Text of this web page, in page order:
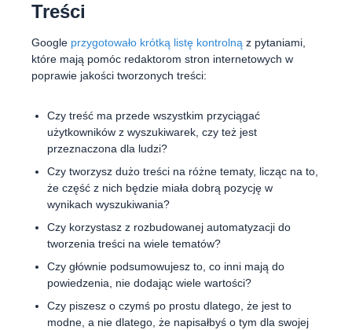
Treści
Google przygotowało krótką listę kontrolną z pytaniami,
które mają pomóc redaktorom stron internetowych w
poprawie jakości tworzonych treści:
Czy treść ma przede wszystkim przyciągać
użytkowników z wyszukiwarek, czy też jest
przeznaczona dla ludzi?
Czy tworzysz dużo treści na różne tematy, licząc na to,
że część z nich będzie miała dobrą pozycję w
wynikach wyszukiwania?
Czy korzystasz z rozbudowanej automatyzacji do
tworzenia treści na wiele tematów?
Czy głównie podsumowujesz to, co inni mają do
powiedzenia, nie dodając wiele wartości?
Czy piszesz o czymś po prostu dlatego, że jest to
modne, a nie dlatego, że napisałbyś o tym dla swojej